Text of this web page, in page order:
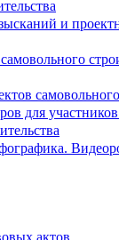
и
для участников
актов